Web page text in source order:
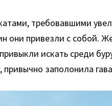
требовавшими
привезли с собой.
искать среди
заполонила